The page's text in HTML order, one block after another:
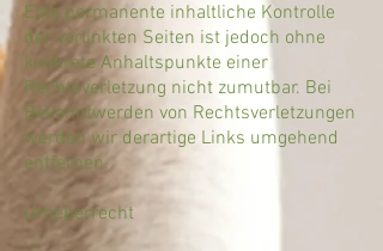
Eine permanente inhaltliche Kontrolle
der verlinkten Seiten ist jedoch ohne
konkrete Anhaltspunkte einer
Rechtsverletzung nicht zumutbar. Bei
Bekanntwerden von Rechtsverletzungen
werden wir derartige Links umgehend
entfernen.
​Urheberrecht